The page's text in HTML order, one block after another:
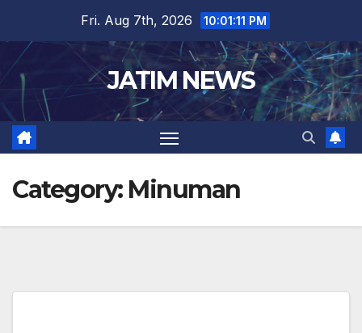
content
Fri. Aug 7th, 2026 10:01:12 PM
JATIM NEWS
Category: Minuman